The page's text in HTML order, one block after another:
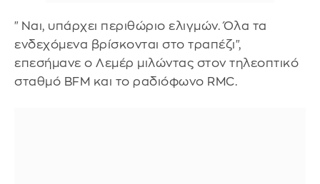
"Ναι, υπάρχει περιθώριο ελιγμών. Όλα τα
ενδεχόμενα βρίσκονται στο τραπέζι",
επεσήμανε ο Λεμέρ μιλώντας στον τηλεοπτικό
σταθμό BFM και το ραδιόφωνο RMC.